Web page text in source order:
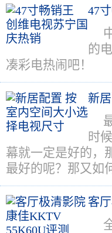
47
的
凑彩电热闹吧！
新
时
幕就一定是好的，
最好的呢？那又如
客